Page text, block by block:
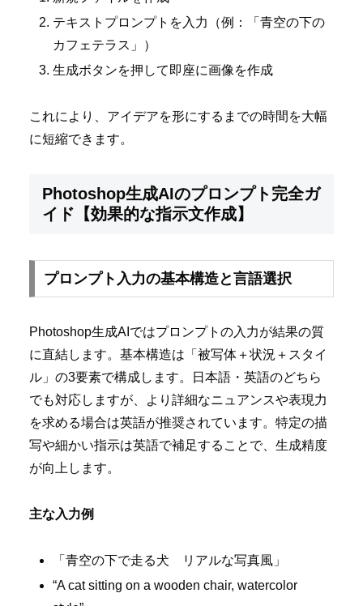
テキストプロンプトを入力（例：「青空の下の
カフェテラス」）
生成ボタンを押して即座に画像を作成
これにより、アイデアを形にするまでの時間を大幅
に短縮できます。
Photoshop生成AIのプロンプト完全ガ
イド【効果的な指示文作成】
プロンプト入力の基本構造と言語選択
Photoshop生成AIではプロンプトの入力が結果の質
に直結します。基本構造は「被写体＋状況＋スタイ
ル」の3要素で構成します。日本語・英語のどちら
でも対応しますが、より詳細なニュアンスや表現力
を求める場合は英語が推奨されています。特定の描
写や細かい指示は英語で補足することで、生成精度
が向上します。
主な入力例
「青空の下で走る犬 リアルな写真風」
“A cat sitting on a wooden chair, watercolor